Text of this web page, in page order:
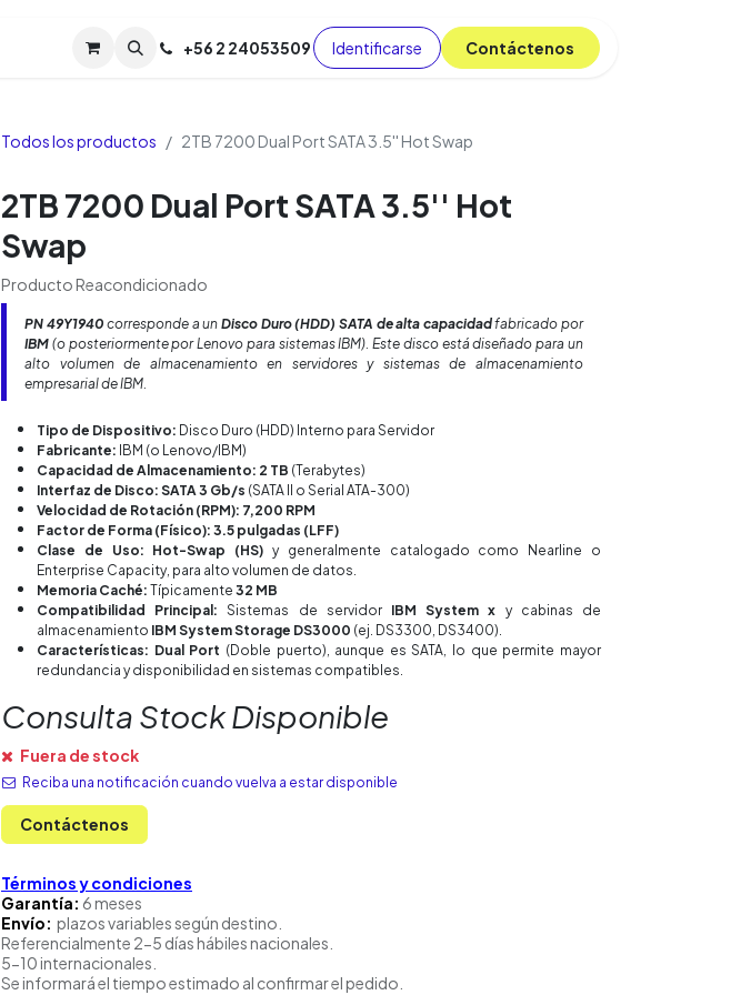
Soporte TPM (CL) Tienda Cursos Blog
+56 2 24053509 Identificarse C​​​​ont​​​​áct​​​​​​en​​​​​​os
Todos los productos 2TB 7200 Dual Port SATA 3.5'' Hot Swap
2TB 7200 Dual Port SATA 3.5'' Hot
Swap
Producto Reacondicionado
PN 49Y1940 corresponde a unDisco Duro (HDD) SATA de alta capacidadfabricado por
IBM (o posteriormente por Lenovo para sistemas IBM). Este disco está diseñado para un
alto volumen de almacenamiento en servidores y sistemas de almacenamiento
empresarial de IBM.
Tipo de Dispositivo: Disco Duro (HDD) Interno para Servidor
Fabricante: IBM (o Lenovo/IBM)
Capacidad de Almacenamiento: 2 TB (Terabytes)
Interfaz de Disco: SATA 3 Gb/s (SATA II o Serial ATA-300)
Velocidad de Rotación (RPM): 7,200 RPM
Factor de Forma (Físico): 3.5 pulgadas (LFF)
Clase de Uso: Hot-Swap (HS) y generalmente catalogado como Nearline o
Enterprise Capacity, para alto volumen de datos.
Memoria Caché: Típicamente 32 MB
Compatibilidad Principal:Sistemas de servidor IBM System x y cabinas de
almacenamiento IBM System Storage DS3000 (ej. DS3300, DS3400).
Características: Dual Port (Doble puerto), aunque es SATA, lo que permite mayor
redundancia y disponibilidad en sistemas compatibles.
Consulta Stock Disponible
Fuera de stock
Reciba una notificación cuando vuelva a estar disponible
Contáctenos
Términos y condiciones
Garantía: 6 meses
Envío: plazos variables según destino.
Referencialmente 2-5 días hábiles nacionales.
5-10 internacionales.
Se informará el tiempo estimado al confirmar el pedido.